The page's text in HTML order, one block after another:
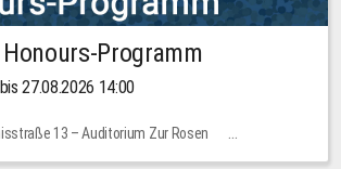
Programm
27.08.2026 14:00
13 – Auditorium Zur Rosen